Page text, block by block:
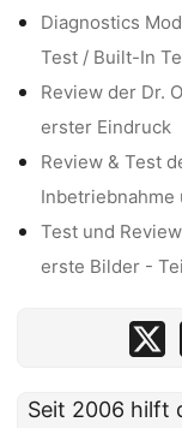
Diagnostics
Test / Built-In
Review der Dr.
erster Eindruck
Review & Test
Inbetriebnahme
Test und
erste Bilder -
Seit 2006 hilft